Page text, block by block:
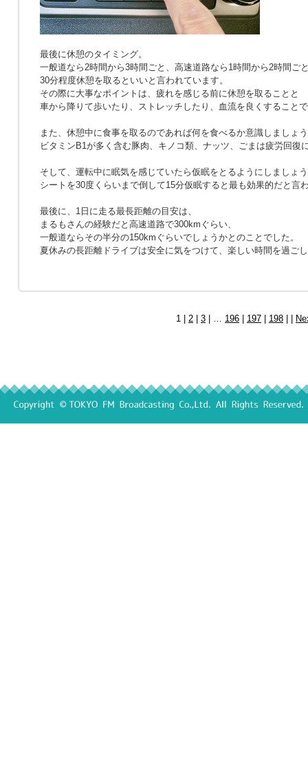
最後に休憩のタイミング。
一般道なら2時間から3時間ごと、高速道路なら1時間から2時間ご
30分程度休憩を取るといいと言われています。
その際に大事なポイントは、疲れを感じる前に休憩を取ることと
車から降りて歩いたり、ストレッチしたり、血流を良くすること
また、休憩中に食事を取るのであれば何を食べるか意識しましょ
ビタミンB1が多く含む豚肉、キノコ類、ナッツ、ごまは疲労回復
そして、運転中に眠気を感じていたら仮眠をとるようにしましょ
シートを30度くらいまで倒して15分仮眠すると最も効果的だと言
最後に、1日に走る最長距離の目安は、
まるもさんの経験だと高速道路で300kmぐらい、
一般道ならその半分の150kmぐらいでしょうかとのことでした。
夏休みの長距離ドライブは安全に気をつけて、楽しい時間を過ご
1 | 2 3 | … 196 197 198